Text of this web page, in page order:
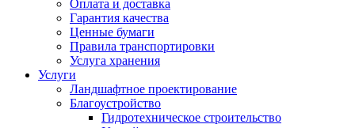
Оплата и доставка
Гарантия качества
Ценные бумаги
Правила транспортировки
Услуга хранения
Услуги
Ландшафтное проектирование
Благоустройство
Гидротехническое строительство